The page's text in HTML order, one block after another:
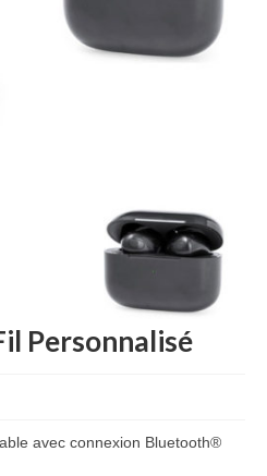
personnalisé
Personnalisé
avec connexion Bluetooth®